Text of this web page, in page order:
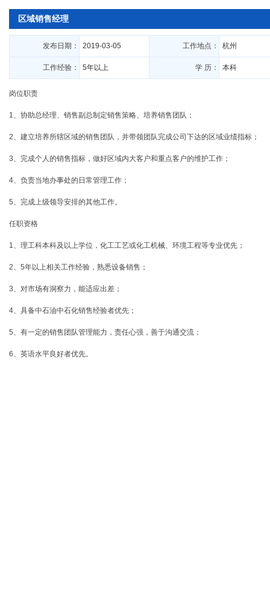
区域销售经理
发布日期： 2019-03-05 工作地点： 杭州
工作经验： 5年以上 学 历： 本科
岗位职责
1、协助总经理、销售副总制定销售策略、培养销售团队；
2、建立培养所辖区域的销售团队，并带领团队完成公司下达的区域业绩指标；
3、完成个人的销售指标，做好区域内大客户和重点客户的维护工作；
4、负责当地办事处的日常管理工作；
5、完成上级领导安排的其他工作。
任职资格
1、理工科本科及以上学位，化工工艺或化工机械、环境工程等专业优先；
2、5年以上相关工作经验，熟悉设备销售；
3、对市场有洞察力，能适应出差；
4、具备中石油中石化销售经验者优先；
5、有一定的销售团队管理能力，责任心强，善于沟通交流；
6、英语水平良好者优先。